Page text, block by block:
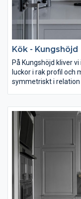
Kök - Kungshöjd
På Kungshöjd kliver
luckor i rak profil och
symmetriskt i relation
med många
ritat efter den
efter gammal
komposit och
av tradition och samtid.